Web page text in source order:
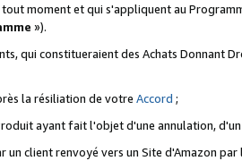
moment et qui s'appliquent au
»).
qui constitueraient des Achats Donnant
la résiliation de votre Accord ;
ayant fait l'objet d'une annulation,
un client renvoyé vers un Site d'Amazon